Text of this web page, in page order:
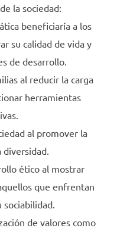
la sociedad:
beneficiaría a los
su calidad de vida y
de desarrollo.
al reducir la carga
herramientas
al promover la
diversidad.
ético al mostrar
que enfrentan
sociabilidad.
de valores como